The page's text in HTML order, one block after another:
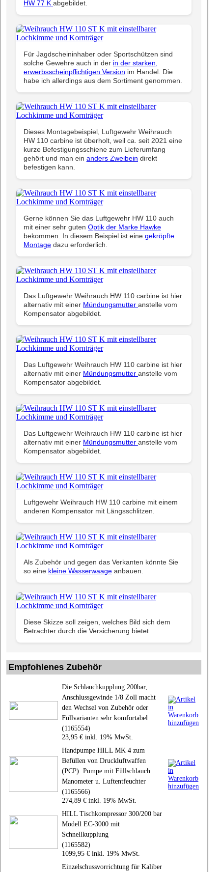
HW 77 K abgebildet.
Für Jagdscheininhaber oder Sportschützen sind
solche Gewehre auch in der in der starken,
erwerbsscheinpflichtigen Version im Handel. Die
habe ich allerdings aus dem Sortiment genommen.
Dieses Montagebeispiel, Luftgewehr Weihrauch
HW 110 carbine ist überholt, weil ca. seit 2021 eine
kurze Befestigungsschiene zum Lieferumfang
gehört und man ein anders Zweibein direkt
befestigen kann.
Gerne können Sie das Luftgewehr HW 110 auch
mit einer sehr guten Optik der Marke Hawke
bekommen. In diesem Beispiel ist eine gekröpfte
Montage dazu erforderlich.
Das Luftgewehr Weihrauch HW 110 carbine ist hier
alternativ mit einer Mündungsmutter anstelle vom
Kompensator abgebildet.
Das Luftgewehr Weihrauch HW 110 carbine ist hier
alternativ mit einer Mündungsmutter anstelle vom
Kompensator abgebildet.
Das Luftgewehr Weihrauch HW 110 carbine ist hier
alternativ mit einer Mündungsmutter anstelle vom
Kompensator abgebildet.
Luftgewehr Weihrauch HW 110 carbine mit einem
anderen Kompensator mit Längsschlitzen.
Als Zubehör und gegen das Verkanten könnte Sie
so eine kleine Wasserwaage anbauen.
Diese Skizze soll zeigen, welches Bild sich dem
Betrachter durch die Versicherung bietet.
Empfohlenes Zubehör
Die Schlauchkupplung 200bar,
Anschlussgewinde 1/8 Zoll macht
den Wechsel von Zubehör oder
Füllvarianten sehr komfortabel
(1165554)
23,95 € inkl. 19% MwSt.
Handpumpe HILL MK 4 zum
Befüllen von Druckluftwaffen
(PCP). Pumpe mit Füllschlauch
Manometer u. Luftentfeuchter
(1165566)
274,89 € inkl. 19% MwSt.
HILL Tischkompressor 300/200 bar
Modell EC-3000 mit
Schnellkupplung
(1165582)
1099,95 € inkl. 19% MwSt.
Einzelschussvorrichtung für Kaliber